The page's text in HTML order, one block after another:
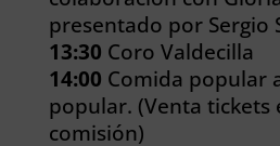
presentado por Sergio
13:30 Coro Valdecilla
14:00 Comida popular
popular. (Venta tickets
comisión)